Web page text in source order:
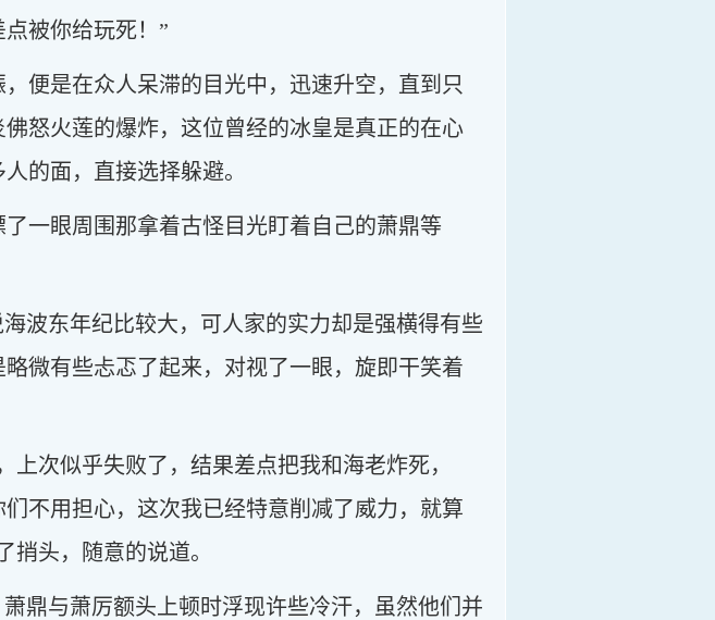
被你给玩死！”
便是在众人呆滞的目光中，迅速升空，直到只
怒火莲的爆炸，这位曾经的冰皇是真正的在心
的面，直接选择躲避。
一眼周围那拿着古怪目光盯着自己的萧鼎等
波东年纪比较大，可人家的实力却是强横得有些
微有些忐忑了起来，对视了一眼，旋即干笑着
次似乎失败了，结果差点把我和海老炸死，
不用担心，这次我已经特意削减了威力，就算
头，随意的说道。
鼎与萧厉额头上顿时浮现许些冷汗，虽然他们并